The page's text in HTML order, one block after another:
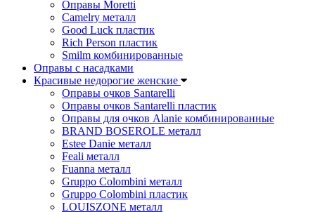
Оправы Moretti
Camelry металл
Good Luck пластик
Rich Person пластик
Smilm комбинированные
Оправы с насадками
Красивые недорогие женские
Оправы очков Santarelli
Оправы очков Santarelli пластик
Оправы для очков Alanie комбинированные
BRAND BOSEROLE металл
Estee Danie металл
Feali металл
Fuanna металл
Gruppo Colombini металл
Gruppo Colombini пластик
LOUISZONE металл